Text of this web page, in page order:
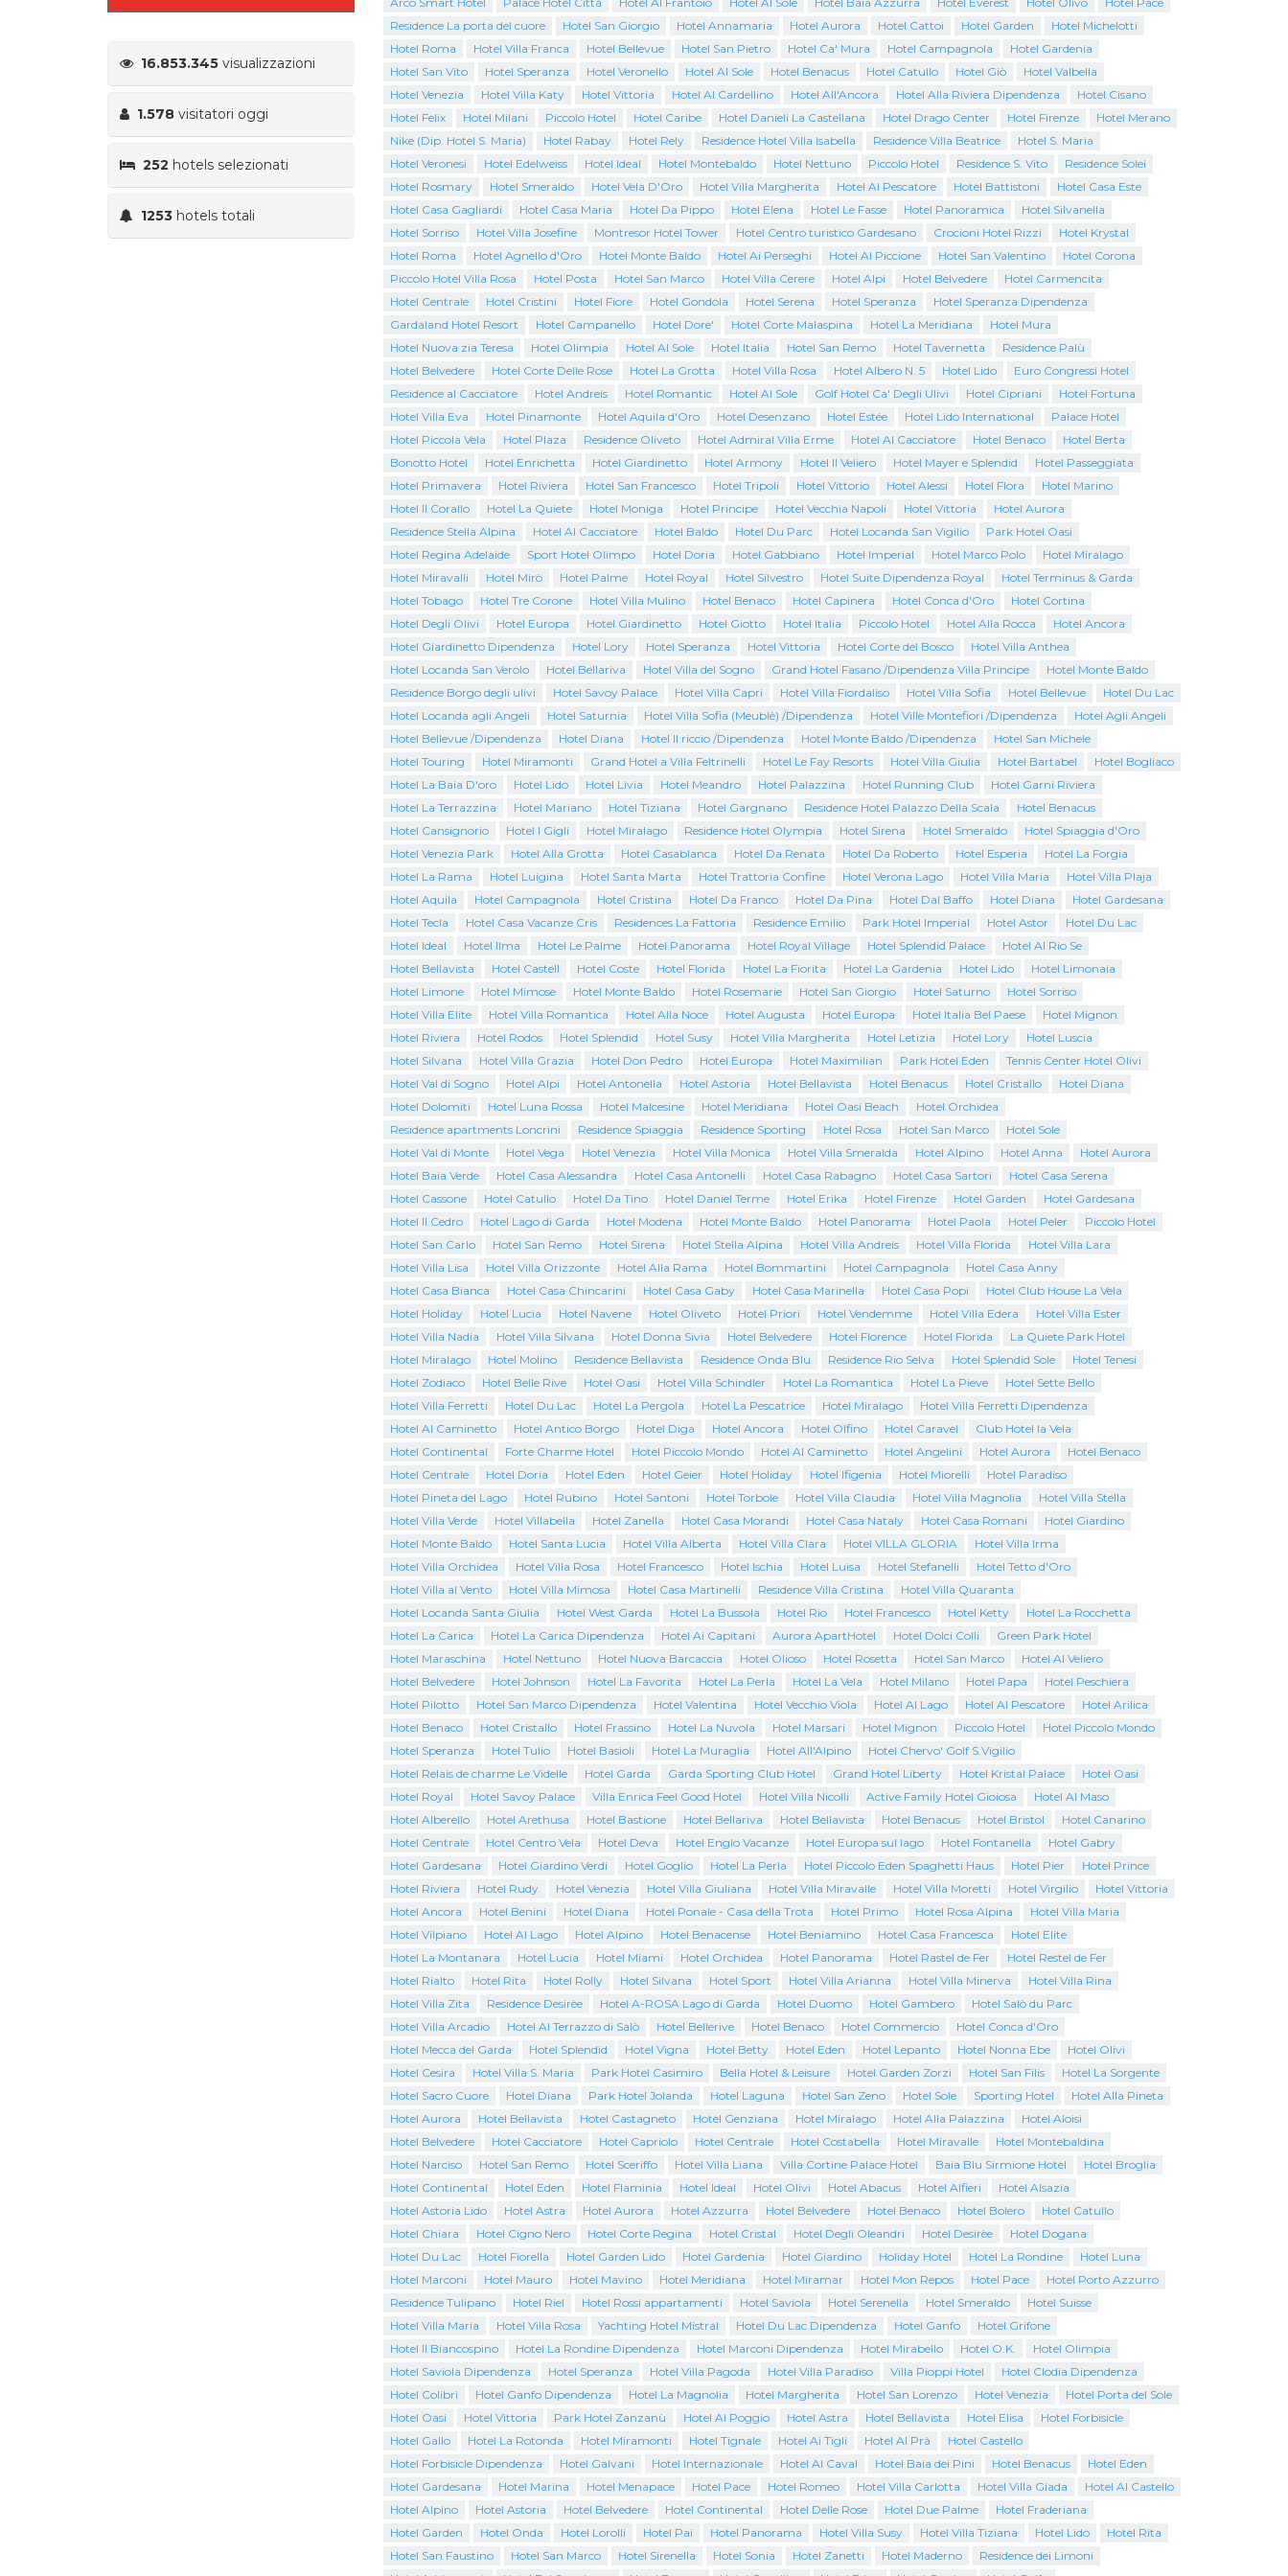
16.853.345 visualizzazioni
1.578 visitatori oggi
252 hotels selezionati
1253 hotels totali
Residence La porta del cuore
Hotel San Giorgio Hotel Annamaria Hotel Aurora Hotel Cattoi Hotel Garden
Hotel Michelotti
Hotel Roma
Hotel Villa Franca Hotel Bellevue Hotel San Pietro Hotel Ca' Mura Hotel Campagnola
Hotel Gardenia
Hotel San Vito
Hotel Speranza Hotel Veronello Hotel Al Sole Hotel Benacus Hotel Catullo Hotel Giò
Hotel Valbella
Hotel Venezia
Hotel Villa Katy Hotel Vittoria Hotel Al Cardellino Hotel All'Ancora Hotel Alla Riviera Dipendenza
Hotel Cisano
Hotel Felix
Hotel Milani Piccolo Hotel Hotel Caribe Hotel Danieli La Castellana Hotel Drago Center Hotel Firenze
Hotel Merano
Nike (Dip. Hotel S. Maria)
Hotel Rabay Hotel Rely Residence Hotel Villa Isabella Residence Villa Beatrice
Hotel S. Maria
Hotel Veronesi
Hotel Edelweiss Hotel Ideal Hotel Montebaldo Hotel Nettuno Piccolo Hotel Residence S. Vito
Residence Solei
Hotel Rosmary
Hotel Smeraldo Hotel Vela D'Oro Hotel Villa Margherita Hotel Al Pescatore Hotel Battistoni
Hotel Casa Este
Hotel Casa Gagliardi
Hotel Casa Maria Hotel Da Pippo Hotel Elena Hotel Le Fasse Hotel Panoramica
Hotel Silvanella
Hotel Sorriso
Hotel Villa Josefine Montresor Hotel Tower Hotel Centro turistico Gardesano Crocioni Hotel Rizzi
Hotel Krystal
Hotel Roma
Hotel Agnello d'Oro Hotel Monte Baldo Hotel Ai Perseghi Hotel Al Piccione Hotel San Valentino
Hotel Corona
Piccolo Hotel Villa Rosa
Hotel Posta Hotel San Marco Hotel Villa Cerere Hotel Alpi Hotel Belvedere
Hotel Carmencita
Hotel Centrale
Hotel Cristini Hotel Fiore Hotel Gondola Hotel Serena Hotel Speranza
Hotel Speranza Dipendenza
Gardaland Hotel Resort
Hotel Campanello Hotel Dore' Hotel Corte Malaspina Hotel La Meridiana
Hotel Mura
Hotel Nuova zia Teresa
Hotel Olimpia Hotel Al Sole Hotel Italia Hotel San Remo Hotel Tavernetta
Residence Palù
Hotel Belvedere
Hotel Corte Delle Rose Hotel La Grotta Hotel Villa Rosa Hotel Albero N. 5 Hotel Lido
Euro Congressi Hotel
Residence al Cacciatore
Hotel Andreis Hotel Romantic Hotel Al Sole Golf Hotel Ca' Degli Ulivi Hotel Cipriani
Hotel Fortuna
Hotel Villa Eva
Hotel Pinamonte Hotel Aquila d'Oro Hotel Desenzano Hotel Estée Hotel Lido International
Palace Hotel
Hotel Piccola Vela
Hotel Plaza Residence Oliveto Hotel Admiral Villa Erme Hotel Al Cacciatore Hotel Benaco
Hotel Berta
Bonotto Hotel
Hotel Enrichetta Hotel Giardinetto Hotel Armony Hotel Il Veliero Hotel Mayer e Splendid
Hotel Passeggiata
Hotel Primavera
Hotel Riviera Hotel San Francesco Hotel Tripoli Hotel Vittorio Hotel Alessi Hotel Flora
Hotel Marino
Hotel Il Corallo
Hotel La Quiete Hotel Moniga Hotel Principe Hotel Vecchia Napoli Hotel Vittoria
Hotel Aurora
Residence Stella Alpina
Hotel Al Cacciatore Hotel Baldo Hotel Du Parc Hotel Locanda San Vigilio
Park Hotel Oasi
Hotel Regina Adelaide
Sport Hotel Olimpo Hotel Doria Hotel Gabbiano Hotel Imperial Hotel Marco Polo
Hotel Miralago
Hotel Miravalli
Hotel Mirò Hotel Palme Hotel Royal Hotel Silvestro Hotel Suite Dipendenza Royal
Hotel Terminus & Garda
Hotel Tobago
Hotel Tre Corone Hotel Villa Mulino Hotel Benaco Hotel Capinera Hotel Conca d'Oro
Hotel Cortina
Hotel Degli Olivi
Hotel Europa Hotel Giardinetto Hotel Giotto Hotel Italia Piccolo Hotel Hotel Alla Rocca
Hotel Ancora
Hotel Giardinetto Dipendenza
Hotel Lory Hotel Speranza Hotel Vittoria Hotel Corte del Bosco
Hotel Villa Anthea
Hotel Locanda San Verolo
Hotel Bellariva Hotel Villa del Sogno Grand Hotel Fasano /Dipendenza Villa Principe
Hotel Monte Baldo
Residence Borgo degli ulivi
Hotel Savoy Palace Hotel Villa Capri Hotel Villa Fiordaliso Hotel Villa Sofia Hotel Bellevue
Hotel Du Lac
Hotel Locanda agli Angeli
Hotel Saturnia Hotel Villa Sofia (Meublè) /Dipendenza Hotel Ville Montefiori /Dipendenza
Hotel Agli Angeli
Hotel Bellevue /Dipendenza
Hotel Diana Hotel Il riccio /Dipendenza Hotel Monte Baldo /Dipendenza
Hotel San Michele
Hotel Touring
Hotel Miramonti Grand Hotel a Villa Feltrinelli Hotel Le Fay Resorts Hotel Villa Giulia Hotel Bartabel
Hotel Bogliaco
Hotel La Baia D'oro
Hotel Lido Hotel Livia Hotel Meandro Hotel Palazzina Hotel Running Club
Hotel Garni Riviera
Hotel La Terrazzina
Hotel Mariano Hotel Tiziana Hotel Gargnano Residence Hotel Palazzo Della Scala
Hotel Benacus
Hotel Cansignorio
Hotel I Gigli Hotel Miralago Residence Hotel Olympia Hotel Sirena Hotel Smeraldo
Hotel Spiaggia d'Oro
Hotel Venezia Park
Hotel Alla Grotta Hotel Casablanca Hotel Da Renata Hotel Da Roberto Hotel Esperia
Hotel La Forgia
Hotel La Rama
Hotel Luigina Hotel Santa Marta Hotel Trattoria Confine Hotel Verona Lago Hotel Villa Maria
Hotel Villa Plaja
Hotel Aquila
Hotel Campagnola Hotel Cristina Hotel Da Franco Hotel Da Pina Hotel Dal Baffo Hotel Diana
Hotel Gardesana
Hotel Tecla
Hotel Casa Vacanze Cris Residences La Fattoria Residence Emilio Park Hotel Imperial Hotel Astor
Hotel Du Lac
Hotel Ideal
Hotel Ilma Hotel Le Palme Hotel Panorama Hotel Royal Village Hotel Splendid Palace
Hotel Al Rio Se
Hotel Bellavista
Hotel Castell Hotel Coste Hotel Florida Hotel La Fiorita Hotel La Gardenia Hotel Lido
Hotel Limonaia
Hotel Limone
Hotel Mimose Hotel Monte Baldo Hotel Rosemarie Hotel San Giorgio Hotel Saturno
Hotel Sorriso
Hotel Villa Elite
Hotel Villa Romantica Hotel Alla Noce Hotel Augusta Hotel Europa Hotel Italia Bel Paese
Hotel Mignon
Hotel Riviera
Hotel Rodos Hotel Splendid Hotel Susy Hotel Villa Margherita Hotel Letizia Hotel Lory
Hotel Luscia
Hotel Silvana
Hotel Villa Grazia Hotel Don Pedro Hotel Europa Hotel Maximilian Park Hotel Eden
Tennis Center Hotel Olivi
Hotel Val di Sogno
Hotel Alpi Hotel Antonella Hotel Astoria Hotel Bellavista Hotel Benacus Hotel Cristallo
Hotel Diana
Hotel Dolomiti
Hotel Luna Rossa Hotel Malcesine Hotel Meridiana Hotel Oasi Beach
Hotel Orchidea
Residence apartments Loncrini
Residence Spiaggia Residence Sporting Hotel Rosa Hotel San Marco
Hotel Sole
Hotel Val di Monte
Hotel Vega Hotel Venezia Hotel Villa Monica Hotel Villa Smeralda Hotel Alpino Hotel Anna
Hotel Aurora
Hotel Baia Verde
Hotel Casa Alessandra Hotel Casa Antonelli Hotel Casa Rabagno Hotel Casa Sartori
Hotel Casa Serena
Hotel Cassone
Hotel Catullo Hotel Da Tino Hotel Daniel Terme Hotel Erika Hotel Firenze Hotel Garden
Hotel Gardesana
Hotel Il Cedro
Hotel Lago di Garda Hotel Modena Hotel Monte Baldo Hotel Panorama Hotel Paola Hotel Peler
Piccolo Hotel
Hotel San Carlo
Hotel San Remo Hotel Sirena Hotel Stella Alpina Hotel Villa Andreis Hotel Villa Florida
Hotel Villa Lara
Hotel Villa Lisa
Hotel Villa Orizzonte Hotel Alla Rama Hotel Bommartini Hotel Campagnola
Hotel Casa Anny
Hotel Casa Bianca
Hotel Casa Chincarini Hotel Casa Gaby Hotel Casa Marinella Hotel Casa Popi
Hotel Club House La Vela
Hotel Holiday
Hotel Lucia Hotel Navene Hotel Oliveto Hotel Priori Hotel Vendemme Hotel Villa Edera
Hotel Villa Ester
Hotel Villa Nadia
Hotel Villa Silvana Hotel Donna Sivia Hotel Belvedere Hotel Florence Hotel Florida
La Quiete Park Hotel
Hotel Miralago
Hotel Molino Residence Bellavista Residence Onda Blu Residence Rio Selva Hotel Splendid Sole
Hotel Tenesi
Hotel Zodiaco
Hotel Belle Rive Hotel Oasi Hotel Villa Schindler Hotel La Romantica Hotel La Pieve
Hotel Sette Bello
Hotel Villa Ferretti
Hotel Du Lac Hotel La Pergola Hotel La Pescatrice Hotel Miralago
Hotel Villa Ferretti Dipendenza
Hotel Al Caminetto
Hotel Antico Borgo Hotel Diga Hotel Ancora Hotel Olfino Hotel Caravel
Club Hotel la Vela
Hotel Continental
Forte Charme Hotel Hotel Piccolo Mondo Hotel Al Caminetto Hotel Angelini Hotel Aurora
Hotel Benaco
Hotel Centrale
Hotel Doria Hotel Eden Hotel Geier Hotel Holiday Hotel Ifigenia Hotel Miorelli
Hotel Paradiso
Hotel Pineta del Lago
Hotel Rubino Hotel Santoni Hotel Torbole Hotel Villa Claudia Hotel Villa Magnolia
Hotel Villa Stella
Hotel Villa Verde
Hotel Villabella Hotel Zanella Hotel Casa Morandi Hotel Casa Nataly Hotel Casa Romani
Hotel Giardino
Hotel Monte Baldo
Hotel Santa Lucia Hotel Villa Alberta Hotel Villa Clara Hotel VILLA GLORIA
Hotel Villa Irma
Hotel Villa Orchidea
Hotel Villa Rosa Hotel Francesco Hotel Ischia Hotel Luisa Hotel Stefanelli
Hotel Tetto d'Oro
Hotel Villa al Vento
Hotel Villa Mimosa Hotel Casa Martinelli Residence Villa Cristina
Hotel Villa Quaranta
Hotel Locanda Santa Giulia
Hotel West Garda Hotel La Bussola Hotel Rio Hotel Francesco Hotel Ketty
Hotel La Rocchetta
Hotel La Carica
Hotel La Carica Dipendenza Hotel Ai Capitani Aurora ApartHotel Hotel Dolci Colli
Green Park Hotel
Hotel Maraschina
Hotel Nettuno Hotel Nuova Barcaccia Hotel Olioso Hotel Rosetta Hotel San Marco
Hotel Al Veliero
Hotel Belvedere
Hotel Johnson Hotel La Favorita Hotel La Perla Hotel La Vela Hotel Milano Hotel Papa
Hotel Peschiera
Hotel Pilotto
Hotel San Marco Dipendenza Hotel Valentina Hotel Vecchio Viola Hotel Al Lago Hotel Al Pescatore
Hotel Arilica
Hotel Benaco
Hotel Cristallo Hotel Frassino Hotel La Nuvola Hotel Marsari Hotel Mignon Piccolo Hotel
Hotel Piccolo Mondo
Hotel Speranza
Hotel Tulio Hotel Basioli Hotel La Muraglia Hotel All'Alpino
Hotel Chervo' Golf S.Vigilio
Hotel Relais de charme Le Videlle
Hotel Garda Garda Sporting Club Hotel Grand Hotel Liberty Hotel Kristal Palace
Hotel Oasi
Hotel Royal
Hotel Savoy Palace Villa Enrica Feel Good Hotel Hotel Villa Nicolli Active Family Hotel Gioiosa
Hotel Al Maso
Hotel Alberello
Hotel Arethusa Hotel Bastione Hotel Bellariva Hotel Bellavista Hotel Benacus Hotel Bristol
Hotel Canarino
Hotel Centrale
Hotel Centro Vela Hotel Deva Hotel Englo Vacanze Hotel Europa sul lago Hotel Fontanella
Hotel Gabry
Hotel Gardesana
Hotel Giardino Verdi Hotel Goglio Hotel La Perla Hotel Piccolo Eden Spaghetti Haus Hotel Pier
Hotel Prince
Hotel Riviera
Hotel Rudy Hotel Venezia Hotel Villa Giuliana Hotel Villa Miravalle Hotel Villa Moretti Hotel Virgilio
Hotel Vittoria
Hotel Ancora
Hotel Benini Hotel Diana Hotel Ponale - Casa della Trota Hotel Primo Hotel Rosa Alpina
Hotel Villa Maria
Hotel Vilpiano
Hotel Al Lago Hotel Alpino Hotel Benacense Hotel Beniamino Hotel Casa Francesca
Hotel Elite
Hotel La Montanara
Hotel Lucia Hotel Miami Hotel Orchidea Hotel Panorama Hotel Rastel de Fer
Hotel Restel de Fer
Hotel Rialto
Hotel Rita Hotel Rolly Hotel Silvana Hotel Sport Hotel Villa Arianna Hotel Villa Minerva
Hotel Villa Rina
Hotel Villa Zita
Residence Desirèe Hotel A-ROSA Lago di Garda Hotel Duomo Hotel Gambero
Hotel Salò du Parc
Hotel Villa Arcadio
Hotel Al Terrazzo di Salò Hotel Bellerive Hotel Benaco Hotel Commercio
Hotel Conca d'Oro
Hotel Mecca del Garda
Hotel Splendid Hotel Vigna Hotel Betty Hotel Eden Hotel Lepanto Hotel Nonna Ebe
Hotel Olivi
Hotel Cesira
Hotel Villa S. Maria Park Hotel Casimiro Bella Hotel & Leisure Hotel Garden Zorzi Hotel San Filis
Hotel La Sorgente
Hotel Sacro Cuore
Hotel Diana Park Hotel Jolanda Hotel Laguna Hotel San Zeno Hotel Sole Sporting Hotel
Hotel Alla Pineta
Hotel Aurora
Hotel Bellavista Hotel Castagneto Hotel Genziana Hotel Miralago Hotel Alla Palazzina
Hotel Aloisi
Hotel Belvedere
Hotel Cacciatore Hotel Capriolo Hotel Centrale Hotel Costabella Hotel Miravalle
Hotel Montebaldina
Hotel Narciso
Hotel San Remo Hotel Sceriffo Hotel Villa Liana Villa Cortine Palace Hotel Baia Blu Sirmione Hotel
Hotel Broglia
Hotel Continental
Hotel Eden Hotel Flaminia Hotel Ideal Hotel Olivi Hotel Abacus Hotel Alfieri
Hotel Alsazia
Hotel Astoria Lido
Hotel Astra Hotel Aurora Hotel Azzurra Hotel Belvedere Hotel Benaco Hotel Bolero
Hotel Catullo
Hotel Chiara
Hotel Cigno Nero Hotel Corte Regina Hotel Cristal Hotel Degli Oleandri Hotel Desirèe
Hotel Dogana
Hotel Du Lac
Hotel Fiorella Hotel Garden Lido Hotel Gardenia Hotel Giardino Holiday Hotel Hotel La Rondine
Hotel Luna
Hotel Marconi
Hotel Mauro Hotel Mavino Hotel Meridiana Hotel Miramar Hotel Mon Repos Hotel Pace
Hotel Porto Azzurro
Residence Tulipano
Hotel Riel Hotel Rossi appartamenti Hotel Saviola Hotel Serenella Hotel Smeraldo
Hotel Suisse
Hotel Villa Maria
Hotel Villa Rosa Yachting Hotel Mistral Hotel Du Lac Dipendenza Hotel Ganfo
Hotel Grifone
Hotel Il Biancospino
Hotel La Rondine Dipendenza Hotel Marconi Dipendenza Hotel Mirabello Hotel O.K.
Hotel Olimpia
Hotel Saviola Dipendenza
Hotel Speranza Hotel Villa Pagoda Hotel Villa Paradiso Villa Pioppi Hotel
Hotel Clodia Dipendenza
Hotel Colibrì
Hotel Ganfo Dipendenza Hotel La Magnolia Hotel Margherita Hotel San Lorenzo Hotel Venezia
Hotel Porta del Sole
Hotel Oasi
Hotel Vittoria Park Hotel Zanzanù Hotel Al Poggio Hotel Astra Hotel Bellavista Hotel Elisa
Hotel Forbisicle
Hotel Gallo
Hotel La Rotonda Hotel Miramonti Hotel Tignale Hotel Ai Tigli Hotel Al Prà
Hotel Castello
Hotel Forbisicle Dipendenza
Hotel Galvani Hotel Internazionale Hotel Al Caval Hotel Baia dei Pini Hotel Benacus
Hotel Eden
Hotel Gardesana
Hotel Marina Hotel Menapace Hotel Pace Hotel Romeo Hotel Villa Carlotta Hotel Villa Giada
Hotel Al Castello
Hotel Alpino
Hotel Astoria Hotel Belvedere Hotel Continental Hotel Delle Rose Hotel Due Palme
Hotel Fraderiana
Hotel Garden
Hotel Onda Hotel Lorolli Hotel Pai Hotel Panorama Hotel Villa Susy Hotel Villa Tiziana Hotel Lido
Hotel Rita
Hotel San Faustino
Hotel San Marco Hotel Sirenella Hotel Sonia Hotel Zanetti Hotel Maderno
Residence dei Limoni